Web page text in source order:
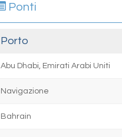
Ponti
Porto
Abu Dhabi, Emirati Arabi Uniti
Navigazione
Bahrain